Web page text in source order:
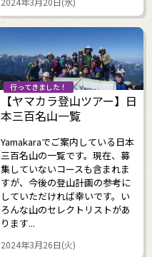
行ってきました！
【ヤマカラ登山ツアー】日
本三百名山一覧
Yamakaraでご案内している日本
三百名山の一覧です。現在、募
集していないコースも含まれま
すが、今後の登山計画の参考に
していただければ幸いです。い
ろんな山のセレクトリストがあ
ります...
2024年3月26日(火)